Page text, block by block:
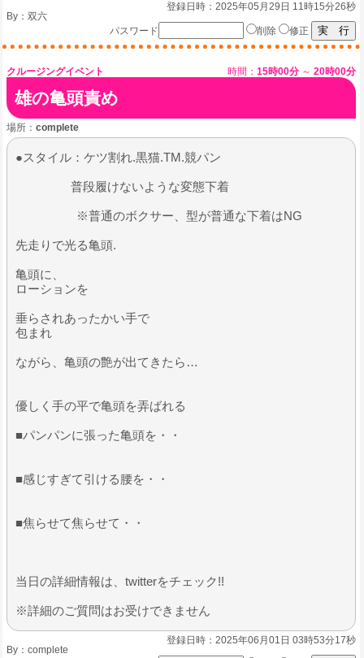
登録日時：2025年05月29日 11時15分26秒
By： 双六
パスワード
削除 修正
クルージングイベント 時間： 15時00分 ～ 20時00分
雄の亀頭責め
場所： complete
●スタイル：ケツ割れ.黒猫.TM.競パン
普段履けないような変態下着
※普通のボクサー、型が普通な下着はNG
先走りで光る亀頭.
亀頭に、
ローションを
垂らされあったかい手で
包まれ
ながら、亀頭の艶が出てきたら…
優しく手の平で亀頭を弄ばれる
​■パンパンに張った亀頭を・・
■感じすぎて引ける腰を・・
■焦らせて焦らせて・・
​当日の詳細情報は、twitterをチェック!!
※詳細のご質問はお受けできません
登録日時：2025年06月01日 03時53分17秒
By： complete